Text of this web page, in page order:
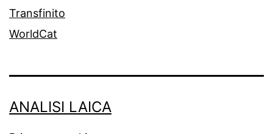
Transfinito
WorldCat
ANALISI LAICA